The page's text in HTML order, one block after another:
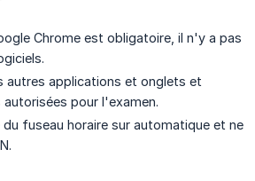
Chrome est obligatoire, il n'y a pas
autres applications et onglets et
autorisées pour l'examen.
fuseau horaire sur automatique et ne